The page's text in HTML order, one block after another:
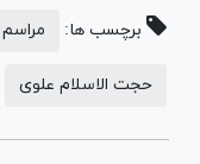
برچسب ها:
حجت الاسلام علوی